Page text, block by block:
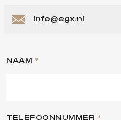
info@egx.nl
NAAM *
TELEFOONNUMMER *